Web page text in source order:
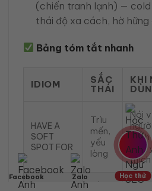
(chiến tranh lạnh) — cold
thái độ xa cách, hờ hững
Bảng tóm tắt nhanh
IDIOM
SẮC
THÁI
KHI
HAVE A
SOFT
SPOT FOR
Trìu
mến,
yếu
lòng
Nói
biệt
thích
Hòa
Facebook Zalo Học thử